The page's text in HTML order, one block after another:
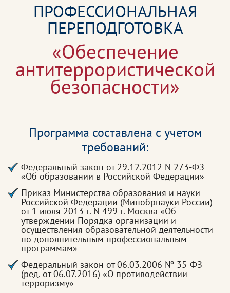
ПРОФЕССИОНАЛЬНАЯ
ПЕРЕПОДГОТОВКА
«Обеспечение
антитеррористической
безопасности»
Программа составлена с учетом
требований:
Федеральный закон от 29.12.2012 N 273-ФЗ
«Об образовании в Российской Федерации»
Приказ Министерства образования и науки
Российской Федерации (Минобрнауки России)
от 1 июля 2013 г. N 499 г. Москва «Об
утверждении Порядка организации и
осуществления образовательной деятельности
по дополнительным профессиональным
программам»
Федеральный закон от 06.03.2006 № 35-ФЗ
(ред. от 06.07.2016) «О противодействии
терроризму»